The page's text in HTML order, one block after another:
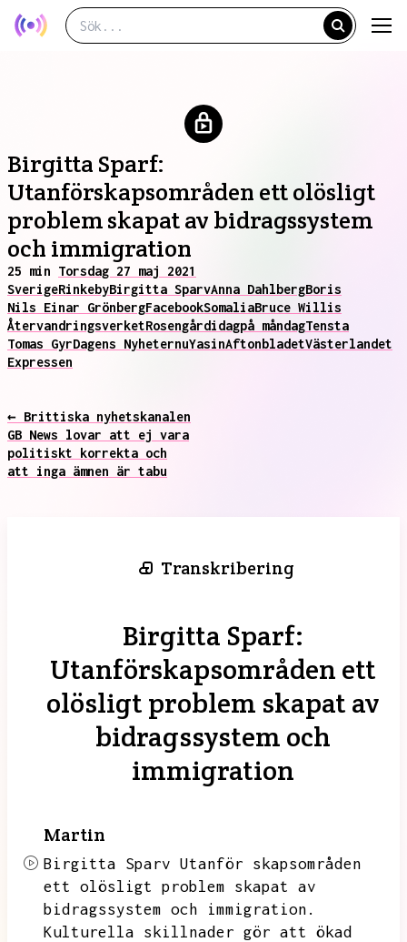
Birgitta Sparf:
Utanförskapsområden ett olösligt
problem skapat av bidragssystem
och immigration
25 min Torsdag 27 maj 2021
SverigeRinkebyBirgitta SparvAnna DahlbergBoris
Nils Einar GrönbergFacebookSomaliaBruce Willis
ÅtervandringsverketRosengårdidagpå måndagTensta
Tomas GyrDagens NyheternuYasinAftonbladetVästerlandet
Expressen
← Brittiska nyhetskanalen
GB News lovar att ej vara
politiskt korrekta och
att inga ämnen är tabu
Transkribering
Birgitta Sparf:
Utanförskapsområden ett
olösligt problem skapat av
bidragssystem och
immigration
Martin
Birgitta Sparv Utanför skapsområden
ett olösligt problem skapat av
bidragssystem och immigration.
Kulturella skillnader gör att ökad